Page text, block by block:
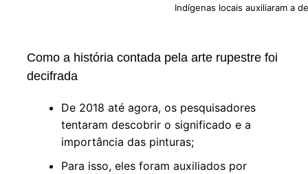
Indígenas locais auxiliaram a
Como a história contada pela arte rupestre foi
decifrada
De 2018 até agora, os pesquisadores
tentaram descobrir o significado e a
importância das pinturas;
Para isso, eles foram auxiliados por